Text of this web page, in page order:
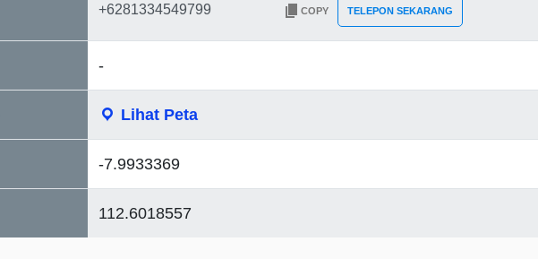
COPY TELEPON SEKARANG
-
Lihat Peta
-7.9933369
112.6018557